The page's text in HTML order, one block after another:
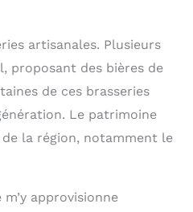
artisanales. Plusieurs
proposant des bières de
de ces brasseries
Le patrimoine
la région, notamment le
approvisionne